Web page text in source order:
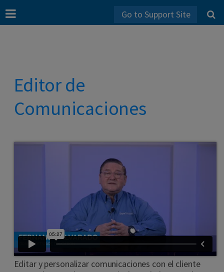
Go to Support Site
Editor de
Comunicaciones
Editar y personalizar comunicaciones con el cliente